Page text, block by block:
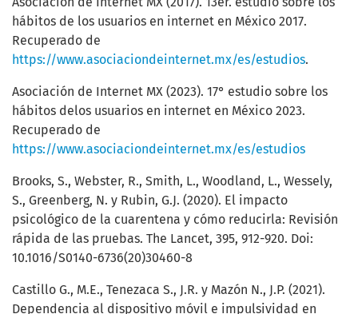
hábitos de los usuarios en internet en México 2017.
Recuperado de
https://www.asociaciondeinternet.mx/es/estudios.
Asociación de Internet MX (2023). 17° estudio sobre los
hábitos delos usuarios en internet en México 2023.
Recuperado de
https://www.asociaciondeinternet.mx/es/estudios
Brooks, S., Webster, R., Smith, L., Woodland, L., Wessely,
S., Greenberg, N. y Rubin, G.J. (2020). El impacto
psicológico de la cuarentena y cómo reducirla: Revisión
rápida de las pruebas. The Lancet, 395, 912-920. Doi:
10.1016/S0140-6736(20)30460-8
Castillo G., M.E., Tenezaca S., J.R. y Mazón N., J.P. (2021).
Dependencia al dispositivo móvil e impulsividad en